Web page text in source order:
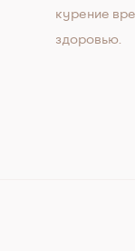
курение
здоровью.